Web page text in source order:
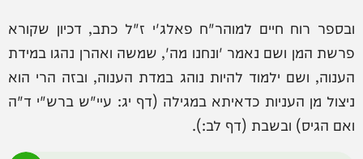
ובספר רוח חיים למוהר"ח פאלג'י ז"ל כתב, דכיון שקורא
פרשת המן ושם נאמר 'ונחנו מה', שמשה ואהרן נהגו במידת
הענוה, ושם ילמוד להיות נוהג במדת הענוה, ובזה הרי הוא
ניצול מן העניות כדאיתא במגילה (דף יג: עיי"ש ברש"י ד"ה
ואם הגיס) ובשבת (דף לב:).